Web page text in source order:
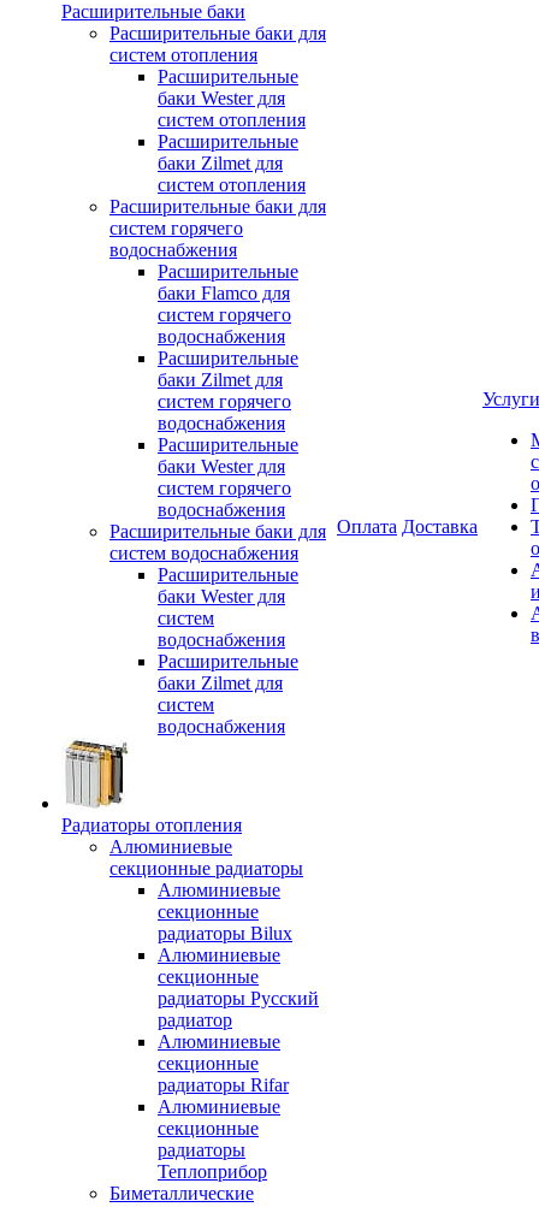
Расширительные баки
Расширительные баки для
систем отопления
Расширительные
баки Wester для
систем отопления
Расширительные
баки Zilmet для
систем отопления
Расширительные баки для
систем горячего
водоснабжения
Расширительные
баки Flamco для
систем горячего
водоснабжения
Расширительные
баки Zilmet для
систем горячего
водоснабжения
Расширительные
баки Wester для
систем горячего
водоснабжения
Расширительные баки для
систем водоснабжения
Расширительные
баки Wester для
систем
водоснабжения
Расширительные
баки Zilmet для
систем
водоснабжения
Радиаторы отопления
Алюминиевые
секционные радиаторы
Алюминиевые
секционные
радиаторы Bilux
Алюминиевые
секционные
радиаторы Русский
радиатор
Алюминиевые
секционные
радиаторы Rifar
Алюминиевые
секционные
радиаторы
Теплоприбор
Биметаллические
Оплата Доставка
Услуги